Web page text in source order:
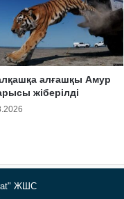
алғашқы Амур
жіберілді
ЖШС